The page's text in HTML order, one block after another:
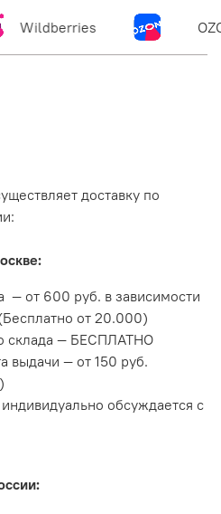
Wildberries
доставку по
— от 600 руб. в зависимости
от 20.000)
склада — БЕСПЛАТНО
выдачи — от 150 руб.
обсуждается с